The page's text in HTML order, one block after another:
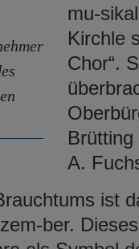
mu-
Kirchle
Chor“.
A.
ist
ber.